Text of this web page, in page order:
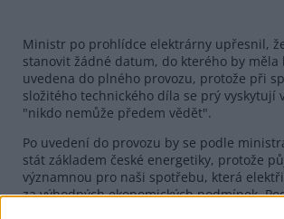
Ministr po prohlídce elektrárny upřesnil,
stanovit žádné datum, do kterého by měla
uvedena do plného provozu, protože při
složitého technického díla se prý vyskytují
"nikdo nemůže předem vědět".
Po uvedení do provozu by se podle
stát základem české energetiky, protože
významnou pro naši spotřebu, která
za výhodných ekonomických podmínek.